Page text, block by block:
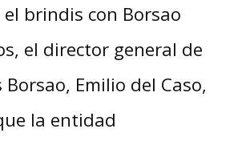
brindis con Borsao
el director general de
Borsao, Emilio del Caso,
la entidad